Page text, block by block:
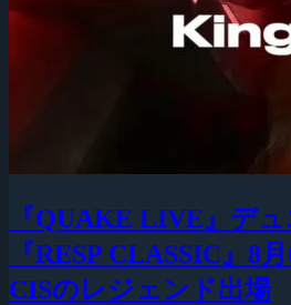
『QUAKE LIVE』デ
『RESP CLASSIC』8
CISのレジェンド出場